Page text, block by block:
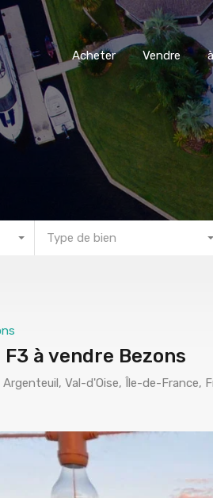
Acheter Vendre
Acheter
Vendre
Type de bien
à vendre Bezons
Val-d'Oise, Île-de-France,